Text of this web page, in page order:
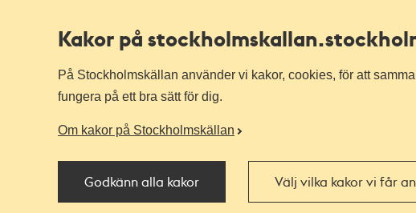
Kakor på stockholmskallan
På Stockholmskällan använder vi kakor, cookies, för att
fungera på ett bra sätt för dig.
Om kakor på Stockholmskällan
Godkänn alla kakor Välj vilka kakor vi får